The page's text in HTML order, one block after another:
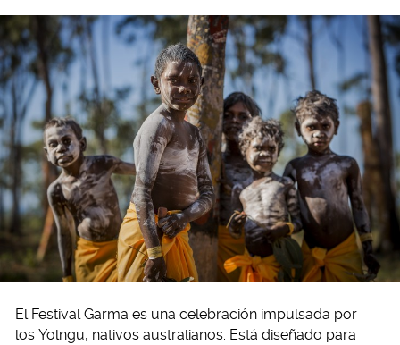
El Festival Garma es una celebración impulsada por
los Yolngu, nativos australianos. Está diseñado para